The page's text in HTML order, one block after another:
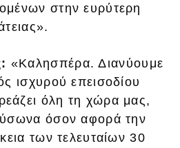
στην ευρύτερη
«Καλησπέρα. Διανύουμε
ισχυρού επεισοδίου
όλη τη χώρα μας,
όσον αφορά την
των τελευταίων 30